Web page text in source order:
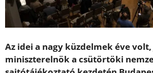
Az idei a nagy küzdelmek éve
miniszterelnök a csütörtöki